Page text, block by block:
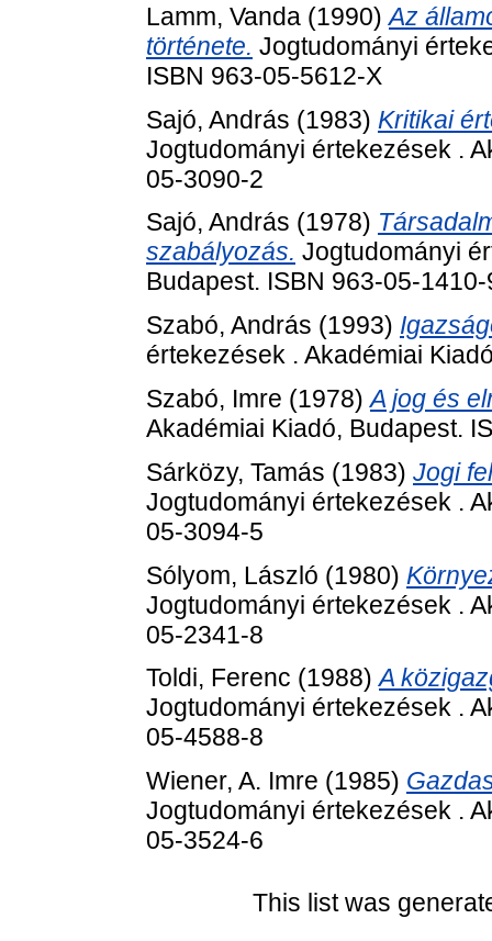
Lamm, Vanda (1990)Az
története. Jogtudományi
ISBN 963-05-5612-X
Sajó, András (1983) Kritikai
Jogtudományi értekezések .
05-3090-2
Sajó, András (1978)
szabályozás. Jogtudományi
Budapest. ISBN 963-05-1410-
Szabó, András (1993)
értekezések . Akadémiai
Szabó, Imre (1978)A jog és
Akadémiai Kiadó, Budapest.
Sárközy, Tamás (1983) Jogi
Jogtudományi értekezések .
05-3094-5
Sólyom, László (1980)
Jogtudományi értekezések .
05-2341-8
Toldi, Ferenc (1988)A
Jogtudományi értekezések .
05-4588-8
Wiener, A. Imre (1985)
Jogtudományi értekezések .
05-3524-6
This list was